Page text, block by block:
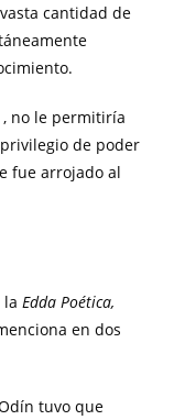
cantidad de
no le permitiría
de poder
fue arrojado al
laEdda Poética,
en dos
tuvo que